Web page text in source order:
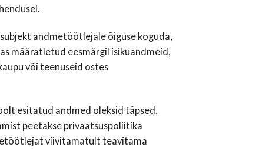
andmetöötlejale õiguse koguda,
määratletud eesmärgil isikuandmeid,
või teenuseid ostes
esitatud andmed oleksid täpsed,
peetakse privaatsuspoliitika
viivitamatult teavitama